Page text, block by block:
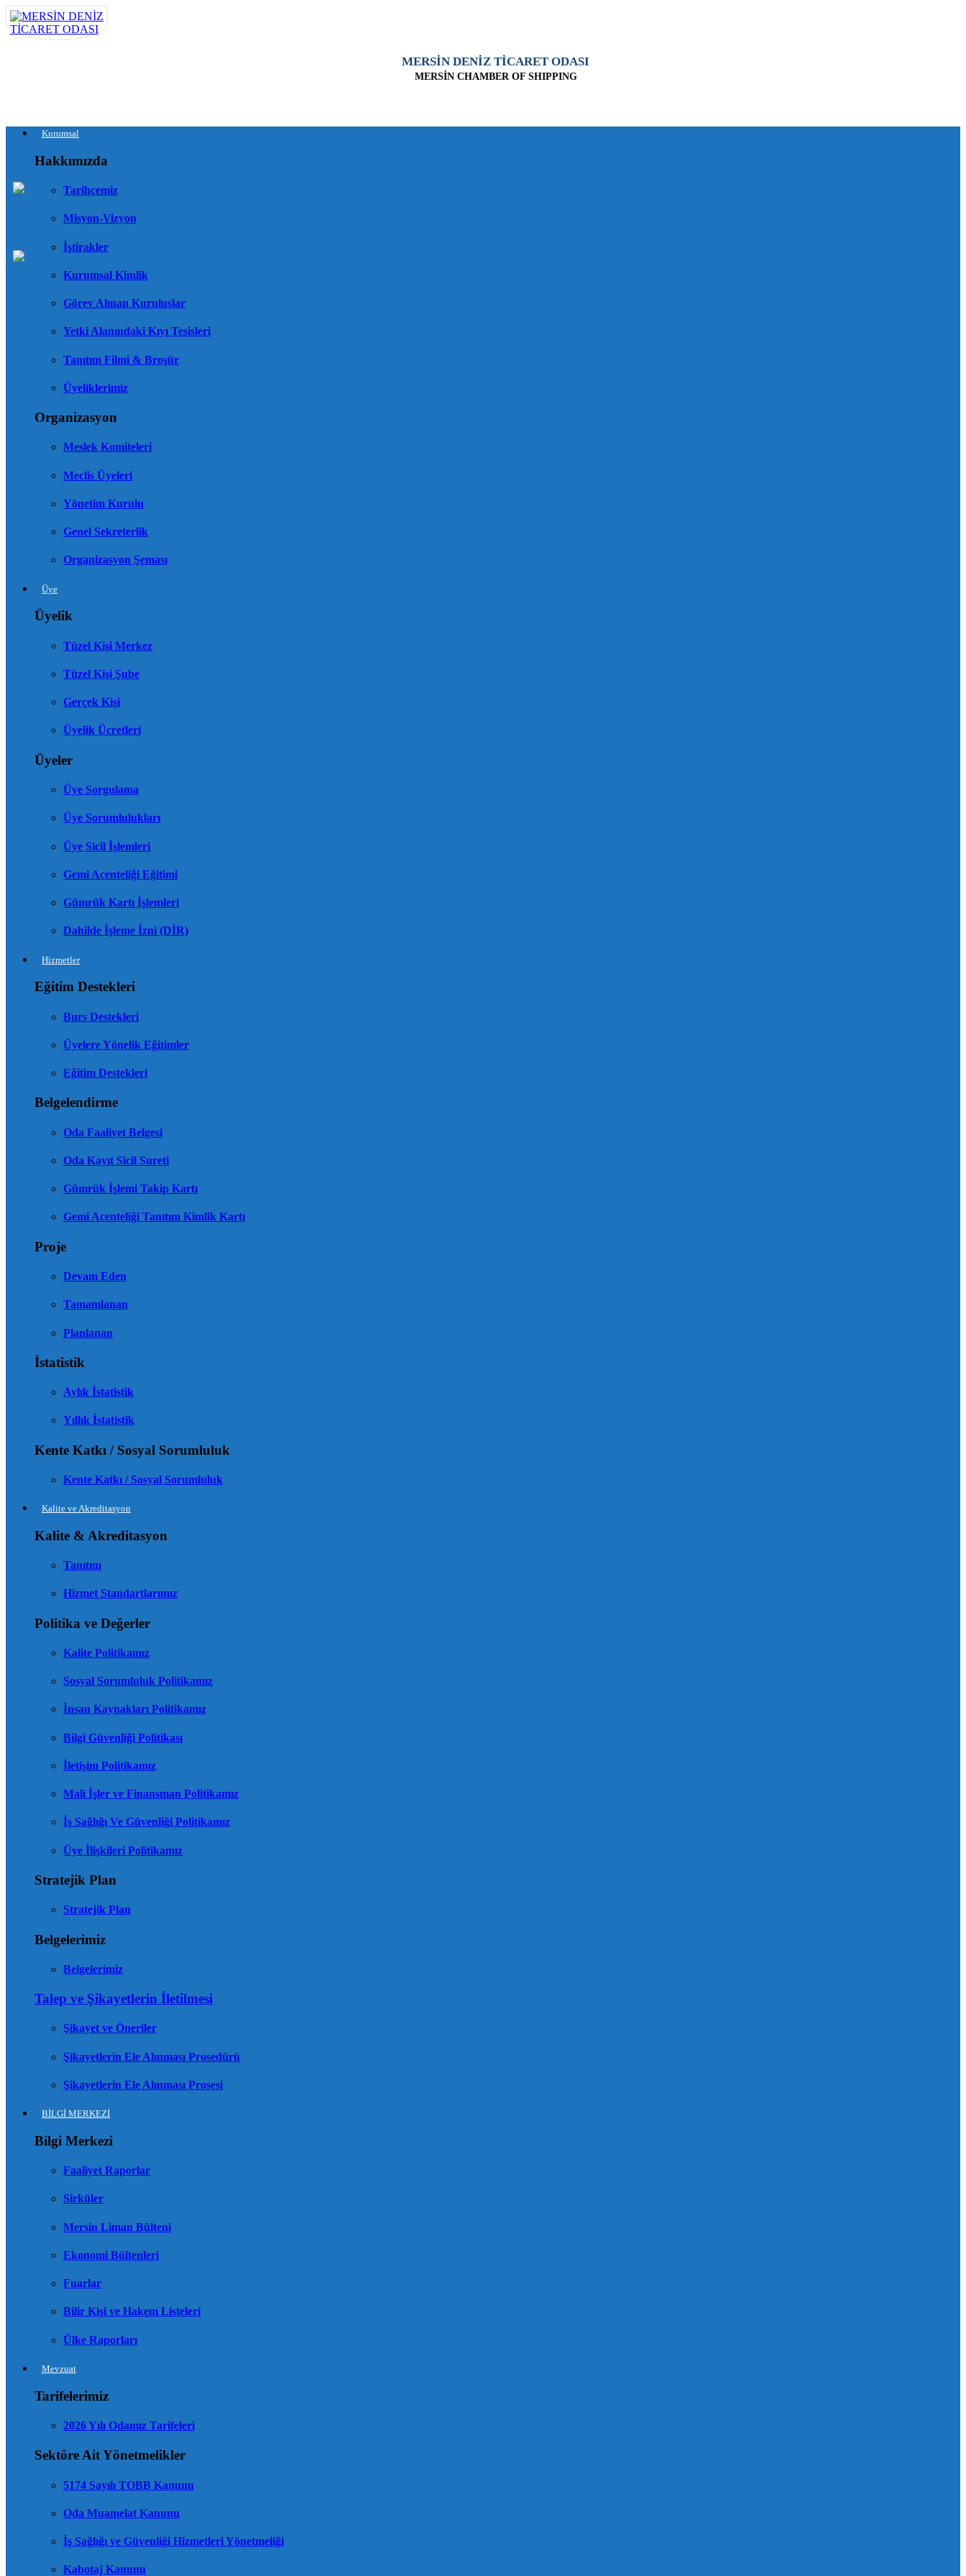
MERSİN DENİZ TİCARET ODASI
MERSİN CHAMBER OF SHIPPING
Kurumsal
Hakkımızda
Tarihçemiz
Misyon-Vizyon
İştirakler
Kurumsal Kimlik
Görev Alınan Kuruluşlar
Yetki Alanındaki Kıyı Tesisleri
Tanıtım Filmi & Broşür
Üyeliklerimiz
Organizasyon
Meslek Komiteleri
Meclis Üyeleri
Yönetim Kurulu
Genel Sekreterlik
Organizasyon Şeması
Üye
Üyelik
Tüzel Kişi Merkez
Tüzel Kişi Şube
Gerçek Kişi
Üyelik Ücretleri
Üyeler
Üye Sorgulama
Üye Sorumlulukları
Üye Sicil İşlemleri
Gemi Acenteliği Eğitimi
Gümrük Kartı İşlemleri
Dahilde İşleme İzni (DİR)
Hizmetler
Eğitim Destekleri
Burs Destekleri
Üyelere Yönelik Eğitimler
Eğitim Destekleri
Belgelendirme
Oda Faaliyet Belgesi
Oda Kayıt Sicil Sureti
Gümrük İşlemi Takip Kartı
Gemi Acenteliği Tanıtım Kimlik Kartı
Proje
Devam Eden
Tamamlanan
Planlanan
İstatistik
Aylık İstatistik
Yıllık İstatistik
Kente Katkı / Sosyal Sorumluluk
Kente Katkı / Sosyal Sorumluluk
Kalite ve Akreditasyon
Kalite & Akreditasyon
Tanıtım
Hizmet Standartlarımız
Politika ve Değerler
Kalite Politikamız
Sosyal Sorumluluk Politikamız
İnsan Kaynakları Politikamız
Bilgi Güvenliği Politikası
İletişim Politikamız
Mali İşler ve Finansman Politikamız
İş Sağlığı Ve Güvenliği Politikamız
Üye İlişkileri Politikamız
Stratejik Plan
Stratejik Plan
Belgelerimiz
Belgelerimiz
Talep ve Şikayetlerin İletilmesi
Şikayet ve Öneriler
Şikayetlerin Ele Alınması Prosedürü
Şikayetlerin Ele Alınması Prosesi
BİLGİ MERKEZİ
Bilgi Merkezi
Faaliyet Raporlar
Sirküler
Mersin Liman Bülteni
Ekonomi Bültenleri
Fuarlar
Bilir Kişi ve Hakem Listeleri
Ülke Raporları
Mevzuat
Tarifelerimiz
2026 Yılı Odamız Tarifeleri
Sektöre Ait Yönetmelikler
5174 Sayılı TOBB Kanunu
Oda Muamelat Kanunu
İş Sağlığı ve Güvenliği Hizmetleri Yönetmeliği
Kabotaj Kanunu